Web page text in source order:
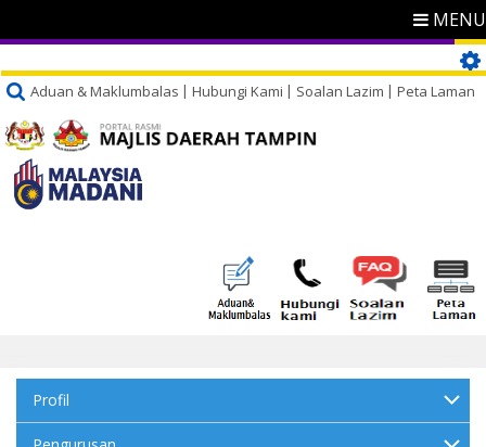
MENU
Aduan & Maklumbalas Hubungi Kami Soalan Lazim Peta Laman
Profil